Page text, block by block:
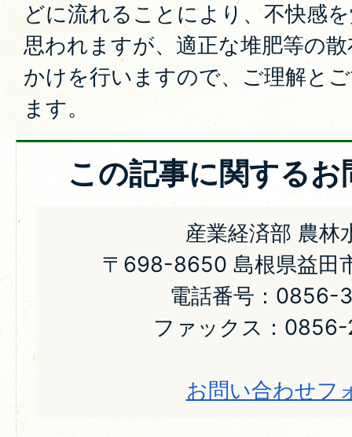
どに流れることにより、不快感
思われますが、適正な堆肥等の
かけを行いますので、ご理解と
ます。
この記事に関するお
産業経済部 農林
〒698-8650 島根県益田
電話番号：0856-
ファックス：
お問い合わせフ